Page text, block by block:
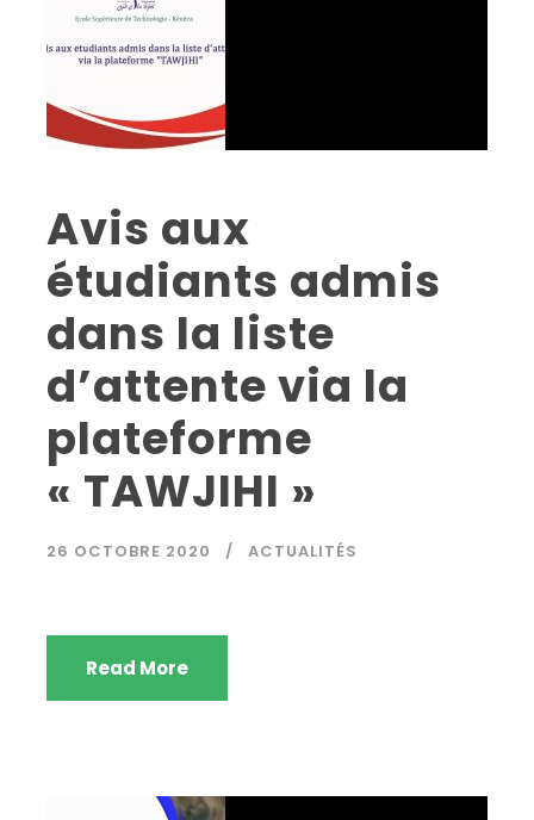
Avis aux
étudiants admis
dans la liste
d’attente via la
plateforme
« TAWJIHI »
26 OCTOBRE 2020 ACTUALITÉS
Read More